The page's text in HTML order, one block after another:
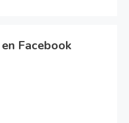
Facebook